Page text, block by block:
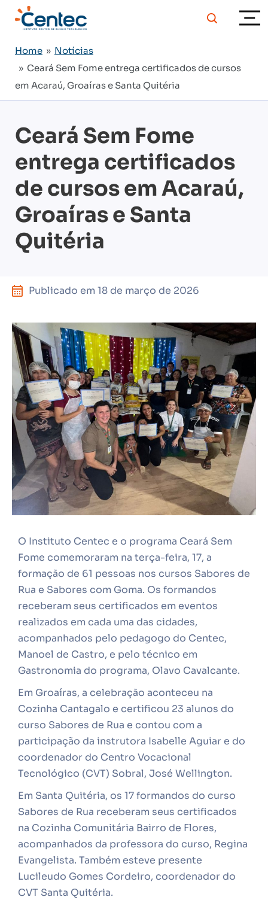
Home » Notícias
» Ceará Sem Fome entrega certificados de cursos
em Acaraú, Groaíras e Santa Quitéria
Ceará Sem Fome
entrega certificados
de cursos em Acaraú,
Groaíras e Santa
Quitéria
Publicado em 18 de março de 2026
O Instituto Centec e o programa Ceará Sem
Fome comemoraram na terça-feira, 17, a
formação de 61 pessoas nos cursos Sabores de
Rua e Sabores com Goma. Os formandos
receberam seus certificados em eventos
realizados em cada uma das cidades,
acompanhados pelo pedagogo do Centec,
Manoel de Castro, e pelo técnico em
Gastronomia do programa, Olavo Cavalcante.
Em Groaíras, a celebração aconteceu na
Cozinha Cantagalo e certificou 23 alunos do
curso Sabores de Rua e contou com a
participação da instrutora Isabelle Aguiar e do
coordenador do Centro Vocacional
Tecnológico (CVT) Sobral, José Wellington.
Em Santa Quitéria, os 17 formandos do curso
Sabores de Rua receberam seus certificados
na Cozinha Comunitária Bairro de Flores,
acompanhados da professora do curso, Regina
Evangelista. Também esteve presente
Lucileudo Gomes Cordeiro, coordenador do
CVT Santa Quitéria.